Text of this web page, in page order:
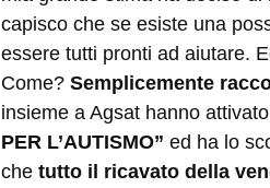
capisco che se esiste una
essere tutti pronti ad aiutare.
Come? Semplicemente
insieme a Agsat hanno
PER L’AUTISMO” ed ha lo
che tutto il ricavato della